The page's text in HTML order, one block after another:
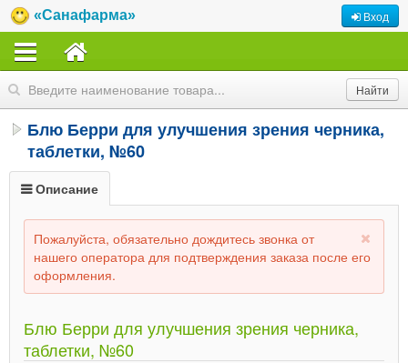
«Санафарма» Вход
Блю Берри для улучшения зрения черника,
таблетки, №60
Описание
Пожалуйста, обязательно дождитесь звонка от
нашего оператора для подтверждения заказа после его
оформления.
Блю Берри для улучшения зрения черника,
таблетки, №60